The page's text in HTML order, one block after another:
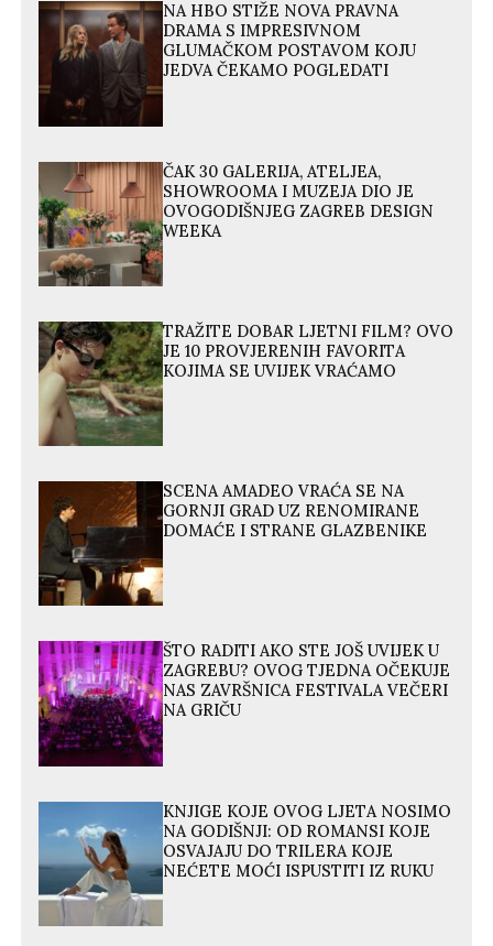
NA HBO STIŽE NOVA PRAVNA
DRAMA S IMPRESIVNOM
GLUMAČKOM POSTAVOM KOJU
JEDVA ČEKAMO POGLEDATI
ČAK 30 GALERIJA, ATELJEA,
SHOWROOMA I MUZEJA DIO JE
OVOGODIŠNJEG ZAGREB DESIGN
WEEKA
TRAŽITE DOBAR LJETNI FILM? OVO
JE 10 PROVJERENIH FAVORITA
KOJIMA SE UVIJEK VRAĆAMO
SCENA AMADEO VRAĆA SE NA
GORNJI GRAD UZ RENOMIRANE
DOMAĆE I STRANE GLAZBENIKE
ŠTO RADITI AKO STE JOŠ UVIJEK U
ZAGREBU? OVOG TJEDNA OČEKUJE
NAS ZAVRŠNICA FESTIVALA VEČERI
NA GRIČU
KNJIGE KOJE OVOG LJETA NOSIMO
NA GODIŠNJI: OD ROMANSI KOJE
OSVAJAJU DO TRILERA KOJE
NEĆETE MOĆI ISPUSTITI IZ RUKU